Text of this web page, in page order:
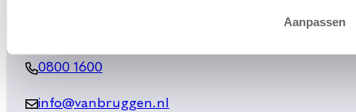
Aanpassen
0800 1600
info@vanbruggen.nl